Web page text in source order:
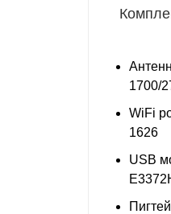
1700/
WiFi
1626
USB